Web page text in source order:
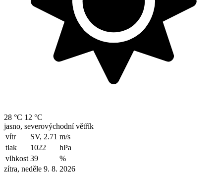
28 °C 12 °C
jasno, severovýchodní větřík
vítr
SV, 2.71 m/s
tlak
1022
hPa
vlhkost 39
%
zítra, neděle 9. 8. 2026